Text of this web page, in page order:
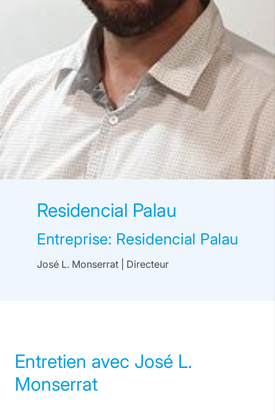
Residencial Palau
Entreprise: Residencial Palau
José L. Monserrat | Directeur
Entretien avec José L.
Monserrat